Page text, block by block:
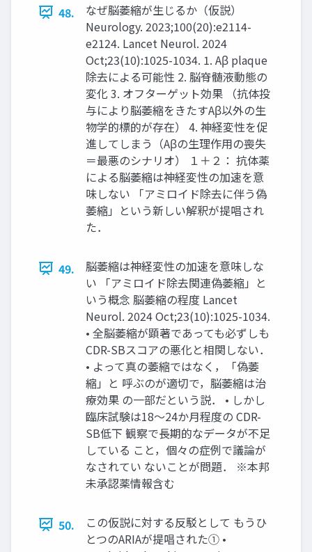
48.
なぜ脳萎縮が生じるか（仮説）
Neurology. 2023;100(20):e2114-
e2124. Lancet Neurol. 2024
Oct;23(10):1025-1034. 1. Aβ plaque
除去による可能性 2. 脳脊髄液動態の
変化 3. オフターゲット効果 （抗体投
与により脳萎縮をきたすAβ以外の生
物学的標的が存在） 4. 神経変性を促
進してしまう（Aβの生理作用の喪失
＝最悪のシナリオ） １＋２： 抗体薬
による脳萎縮は神経変性の加速を意
味しない 「アミロイド除去に伴う偽
萎縮」という新しい解釈が提唱され
た．
49.
脳萎縮は神経変性の加速を意味しな
い 「アミロイド除去関連偽萎縮」と
いう概念 脳萎縮の程度 Lancet
Neurol. 2024 Oct;23(10):1025-1034.
• 全脳萎縮が顕著であっても必ずしも
CDR-SBスコアの悪化と相関しない．
• よって真の萎縮ではなく，「偽萎
縮」と 呼ぶのが適切で，脳萎縮は治
療効果 の一部だという説． • しかし
臨床試験は18〜24か月程度の CDR-
SB低下 観察で長期的なデータが不足
している こと，個々の症例で議論が
なされてい ないことが問題． ※本邦
未承認薬情報含む
50.
この仮説に対する反駁として もうひ
とつのARIAが提唱された① •